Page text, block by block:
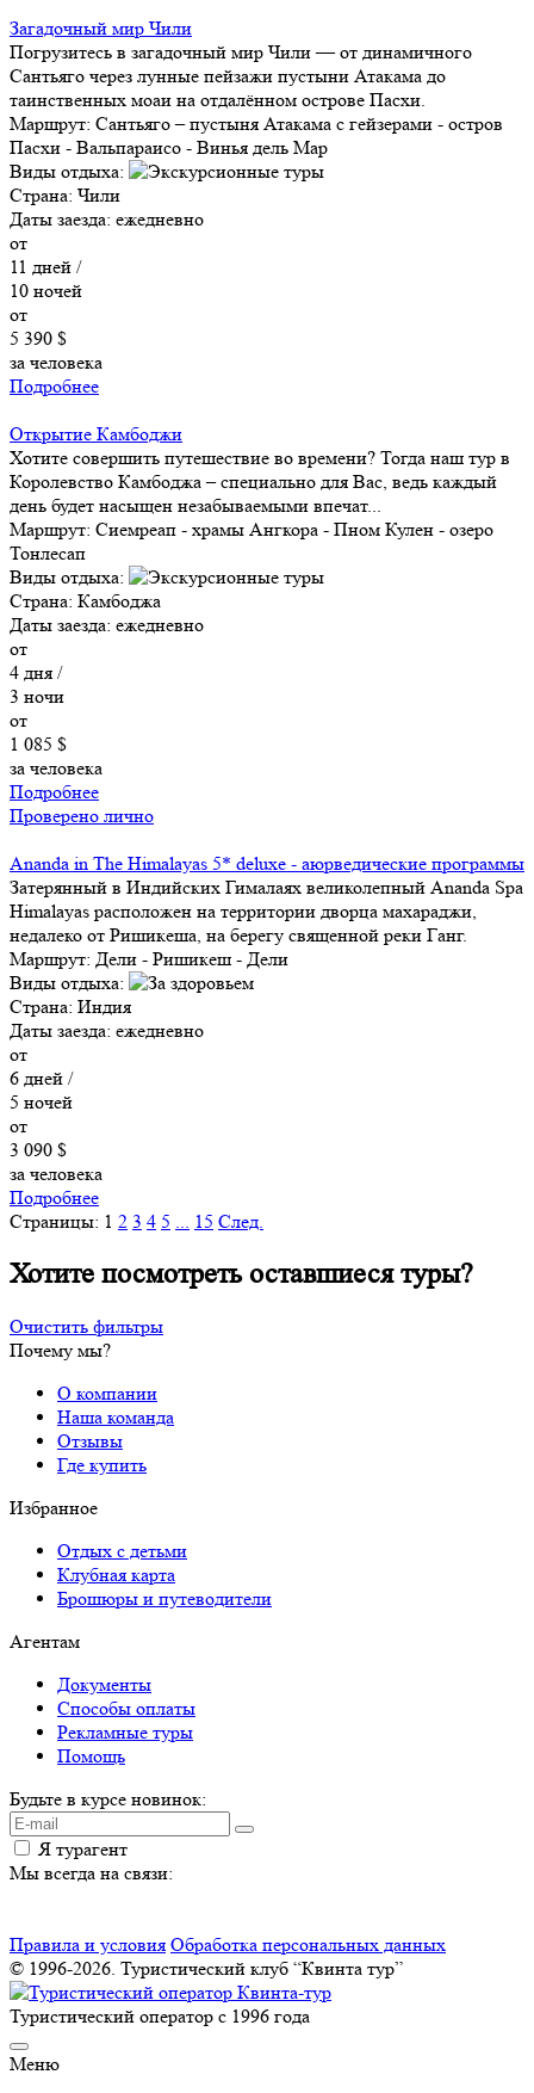
Загадочный мир Чили
Погрузитесь в загадочный мир Чили — от динамичного
Сантьяго через лунные пейзажи пустыни Атакама до
таинственных моаи на отдалённом острове Пасхи.
Маршрут: Сантьяго – пустыня Атакама с гейзерами - остров
Пасхи - Вальпараисо - Винья дель Мар
Виды отдыха:
Страна: Чили
Даты заезда: ежедневно
от
11 дней /
10 ночей
от
5 390 $
за человека
Подробнее
Открытие Камбоджи
Хотите совершить путешествие во времени? Тогда наш тур в
Королевство Камбоджа – специально для Вас, ведь каждый
день будет насыщен незабываемыми впечат...
Маршрут: Сиемреап - храмы Ангкора - Пном Кулен - озеро
Тонлесап
Виды отдыха:
Страна: Камбоджа
Даты заезда: ежедневно
от
4 дня /
3 ночи
от
1 085 $
за человека
Подробнее
Проверено лично
Ananda in The Himalayas 5* deluxe - аюрведические программы
Затерянный в Индийских Гималаях великолепный Ananda Spa
Himalayas расположен на территории дворца махараджи,
недалеко от Ришикеша, на берегу священной реки Ганг.
Маршрут: Дели - Ришикеш - Дели
Виды отдыха:
Страна: Индия
Даты заезда: ежедневно
от
6 дней /
5 ночей
от
3 090 $
за человека
Подробнее
Страницы: 1 2 3 4 5 ... 15 След.
Хотите посмотреть оставшиеся туры?
Очистить фильтры
Почему мы?
О компании
Наша команда
Отзывы
Где купить
Избранное
Отдых с детьми
Клубная карта
Брошюры и путеводители
Агентам
Документы
Способы оплаты
Рекламные туры
Помощь
Будьте в курсе новинок:
Я турагент
Мы всегда на связи:
Правила и условия Обработка персональных данных
© 1996-2026. Туристический клуб “Квинта тур”
Туристический оператор с 1996 года
Меню